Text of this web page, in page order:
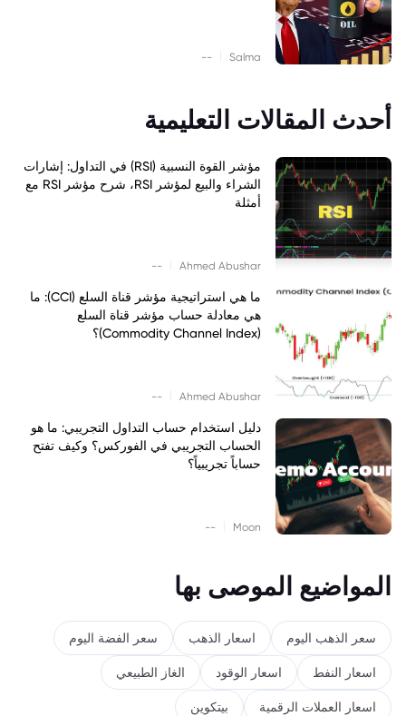
Salma
--
أحدث المقالات التعليمية
مؤشر القوة النسبية (RSI) في التداول: إشارات
الشراء والبيع لمؤشر RSI، شرح مؤشر RSI مع
أمثلة
Ahmed Abushar
--
ما هي استراتيجية مؤشر قناة السلع (CCI): ما
هي معادلة حساب مؤشر قناة السلع
(Commodity Channel Index)؟
Ahmed Abushar
--
دليل استخدام حساب التداول التجريبي: ما هو
الحساب التجريبي في الفوركس؟ وكيف تفتح
حساباً تجريبياً؟
Moon
--
المواضيع الموصى بها
سعر الذهب اليوم اسعار الذهب سعر الفضة اليوم
اسعار النفط اسعار الوقود الغاز الطبيعي
اسعار العملات الرقمية بيتكوين